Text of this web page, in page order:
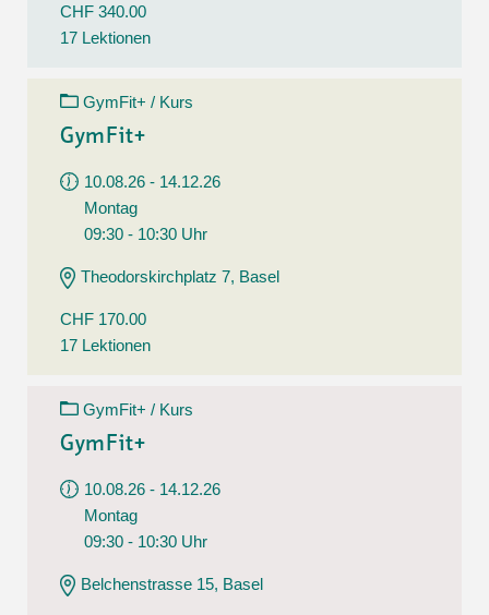
CHF 340.00
17 Lektionen
GymFit+ / Kurs
GymFit+
10.08.26 - 14.12.26
Montag
09:30 - 10:30 Uhr
Theodorskirchplatz 7, Basel
CHF 170.00
17 Lektionen
GymFit+ / Kurs
GymFit+
10.08.26 - 14.12.26
Montag
09:30 - 10:30 Uhr
Belchenstrasse 15, Basel